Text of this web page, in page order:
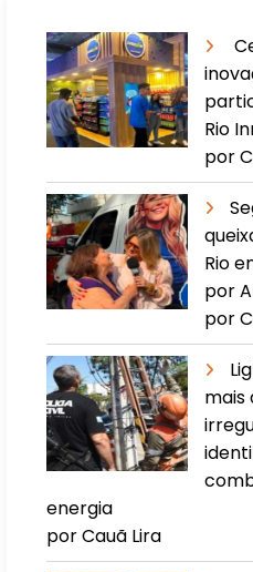
Rio
por
Rio
por
por
mais
energia
por Cauã Lira